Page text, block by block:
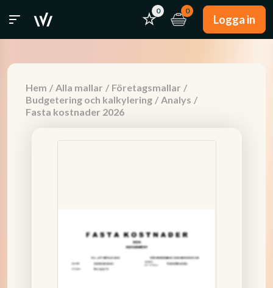
0 0
Logga in
Hem / Alla mallar / Företagsmallar /
Budgetering och kalkylering / Analys /
Fasta kostnader 2026